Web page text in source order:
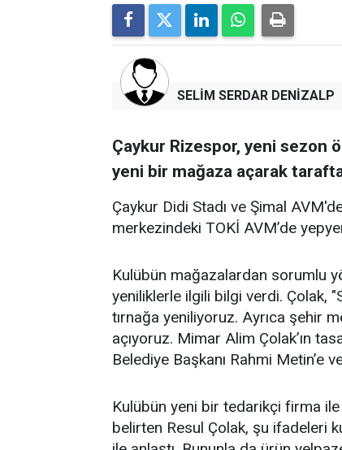
SELİM SERDAR DENİZALP
Çaykur Rizespor, yeni sezon
yeni bir mağaza açarak
Çaykur Didi Stadı ve Şimal
merkezindeki TOKİ AVM’de
Kulübün mağazalardan sorumlu
yeniliklerle ilgili bilgi verdi. Çolak,
tırnağa yeniliyoruz. Ayrıca şehir
açıyoruz. Mimar Alim Çolak’ın
Belediye Başkanı Rahmi
Kulübün yeni bir tedarikçi firma ile
belirten Resul Çolak, şu ifadeleri